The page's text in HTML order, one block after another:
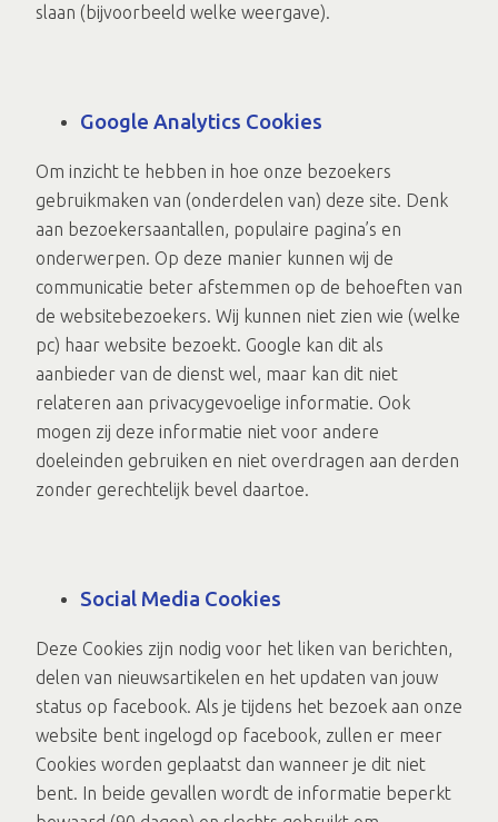
slaan (bijvoorbeeld welke weergave).
Google Analytics Cookies
Om inzicht te hebben in hoe onze bezoekers
gebruikmaken van (onderdelen van) deze site. Denk
aan bezoekersaantallen, populaire pagina’s en
onderwerpen. Op deze manier kunnen wij de
communicatie beter afstemmen op de behoeften van
de websitebezoekers. Wij kunnen niet zien wie (welke
pc) haar website bezoekt. Google kan dit als
aanbieder van de dienst wel, maar kan dit niet
relateren aan privacygevoelige informatie. Ook
mogen zij deze informatie niet voor andere
doeleinden gebruiken en niet overdragen aan derden
zonder gerechtelijk bevel daartoe.
Social Media Cookies
Deze Cookies zijn nodig voor het liken van berichten,
delen van nieuwsartikelen en het updaten van jouw
status op facebook. Als je tijdens het bezoek aan onze
website bent ingelogd op facebook, zullen er meer
Cookies worden geplaatst dan wanneer je dit niet
bent. In beide gevallen wordt de informatie beperkt